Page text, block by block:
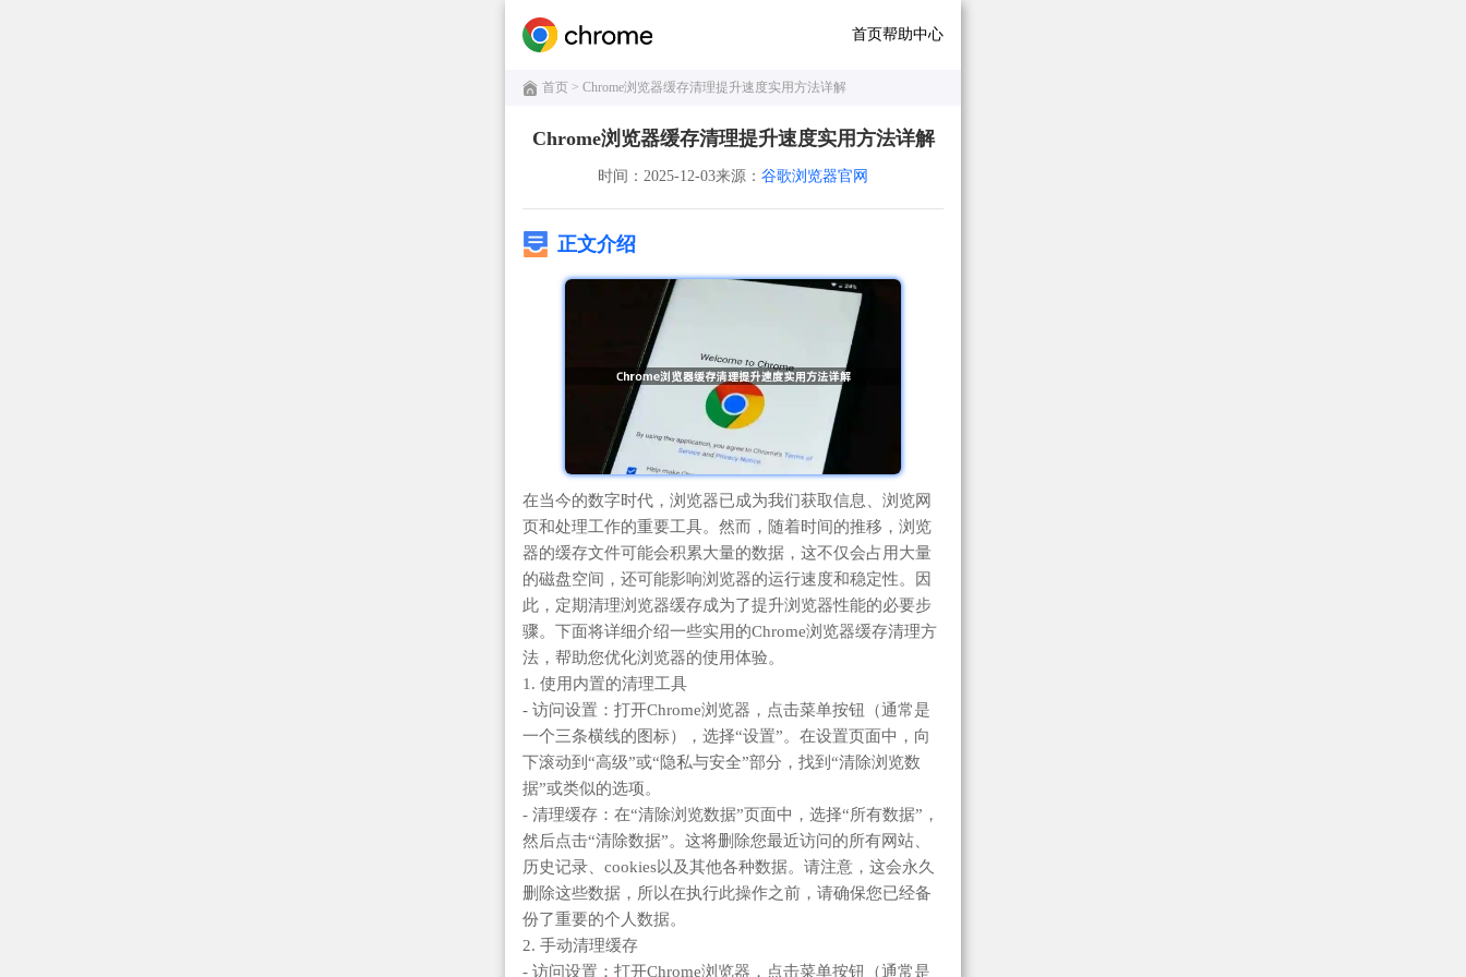
首页帮助中心
首页 > Chrome浏览器缓存清理提升速度实用方法详解
Chrome浏览器缓存清理提升速度实用方法详解
时间：2025-12-03来源： 谷歌浏览器官网
正文介绍
在当今的数字时代，浏览器已成为我们获取信息、浏览网
页和处理工作的重要工具。然而，随着时间的推移，浏览
器的缓存文件可能会积累大量的数据，这不仅会占用大量
的磁盘空间，还可能影响浏览器的运行速度和稳定性。因
此，定期清理浏览器缓存成为了提升浏览器性能的必要步
骤。下面将详细介绍一些实用的Chrome浏览器缓存清理方
法，帮助您优化浏览器的使用体验。
1. 使用内置的清理工具
- 访问设置：打开Chrome浏览器，点击菜单按钮（通常是
一个三条横线的图标），选择“设置”。在设置页面中，向
下滚动到“高级”或“隐私与安全”部分，找到“清除浏览数
据”或类似的选项。
- 清理缓存：在“清除浏览数据”页面中，选择“所有数据”，
然后点击“清除数据”。这将删除您最近访问的所有网站、
历史记录、cookies以及其他各种数据。请注意，这会永久
删除这些数据，所以在执行此操作之前，请确保您已经备
份了重要的个人数据。
2. 手动清理缓存
- 访问设置：打开Chrome浏览器，点击菜单按钮（通常是